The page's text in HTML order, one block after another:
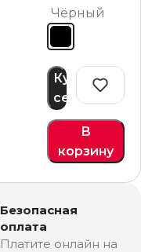
Чёрный
В
корзину
Купить
сейчас
Безопасная
оплата
Платите онлайн на